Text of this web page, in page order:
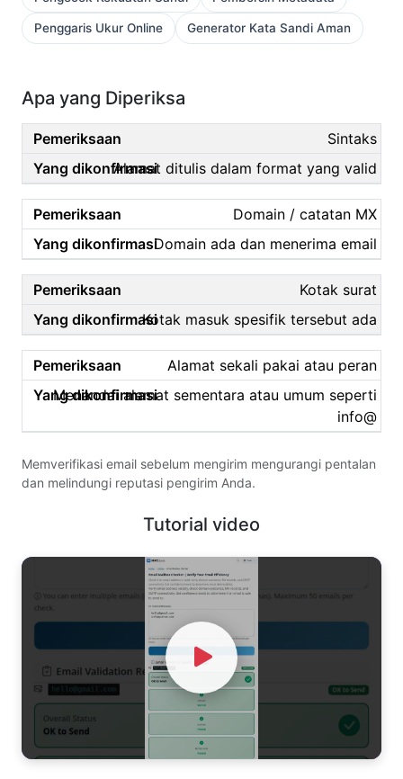
Penggaris Ukur Online Generator Kata Sandi Aman
Apa yang Diperiksa
Sintaks
Alamat ditulis dalam format yang valid
Domain / catatan MX
Domain ada dan menerima email
Kotak surat
Kotak masuk spesifik tersebut ada
Alamat sekali pakai atau peran
Menandai alamat sementara atau umum seperti
info@
Memverifikasi email sebelum mengirim mengurangi pentalan
dan melindungi reputasi pengirim Anda.
Tutorial video
Watch Video